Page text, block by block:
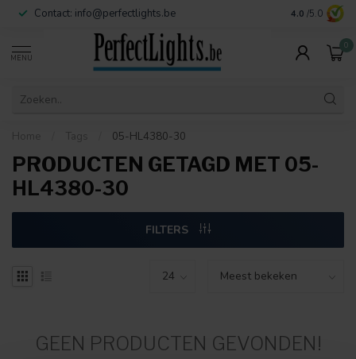
Contact: info@perfectlights.be 4.0 /5.0
MENU
0
Home Tags 05-HL4380-30
PRODUCTEN GETAGD MET 05-
HL4380-30
FILTERS
GEEN PRODUCTEN GEVONDEN!